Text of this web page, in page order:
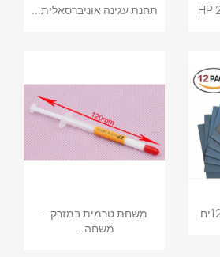
תחנת עגינה אוניברסאלית...
משחת טרמית במזרק –
משחה...